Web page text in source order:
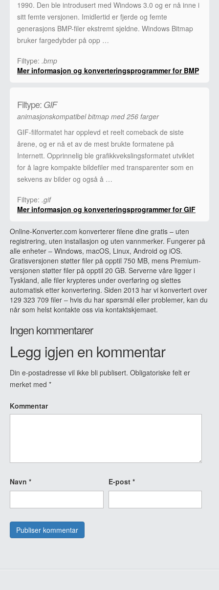
1990. Den ble introdusert med Windows 3.0 og er nå inne i
sitt femte versjonen. Imidlertid er fjerde og femte
generasjons BMP-filer ekstremt sjeldne. Windows Bitmap
bruker fargedybder på opp …
Filtype: .bmp
Mer informasjon og konverteringsprogrammer for BMP
Filtype: GIF
animasjonskompatibel bitmap med 256 farger
GIF-filformatet har opplevd et reelt comeback de siste
årene, og er nå et av de mest brukte formatene på
Internett. Opprinnelig ble grafikkvekslingsformatet utviklet
for å lagre kompakte bildefiler med transparenter som en
sekvens av bilder og også å …
Filtype: .gif
Mer informasjon og konverteringsprogrammer for GIF
Online-Konverter.com konverterer filene dine gratis – uten
registrering, uten installasjon og uten vannmerker. Fungerer på
alle enheter – Windows, macOS, Linux, Android og iOS.
Gratisversjonen støtter filer på opptil 750 MB, mens Premium-
versjonen støtter filer på opptil 20 GB. Serverne våre ligger i
Tyskland, alle filer krypteres under overføring og slettes
automatisk etter konvertering. Siden 2013 har vi konvertert over
129 323 709 filer – hvis du har spørsmål eller problemer, kan du
når som helst kontakte oss via kontaktskjemaet.
Ingen kommentarer
Legg igjen en kommentar
Din e-postadresse vil ikke bli publisert. Obligatoriske felt er
merket med *
Kommentar
Navn * E-post *